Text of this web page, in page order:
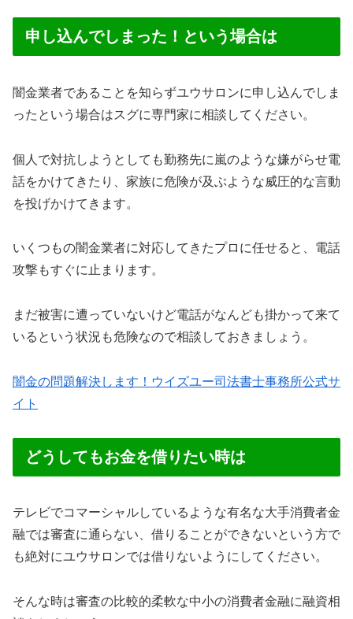
申し込んでしまった！という場合は
闇金業者であることを知らずユウサロンに申し込んでしま
ったという場合はスグに専門家に相談してください。
個人で対抗しようとしても勤務先に嵐のような嫌がらせ電
話をかけてきたり、家族に危険が及ぶような威圧的な言動
を投げかけてきます。
いくつもの闇金業者に対応してきたプロに任せると、電話
攻撃もすぐに止まります。
まだ被害に遭っていないけど電話がなんども掛かって来て
いるという状況も危険なので相談しておきましょう。
闇金の問題解決します！ウイズユー司法書士事務所公式サ
イト
どうしてもお金を借りたい時は
テレビでコマーシャルしているような有名な大手消費者金
融では審査に通らない、借りることができないという方で
も絶対にユウサロンでは借りないようにしてください。
そんな時は審査の比較的柔軟な中小の消費者金融に融資相